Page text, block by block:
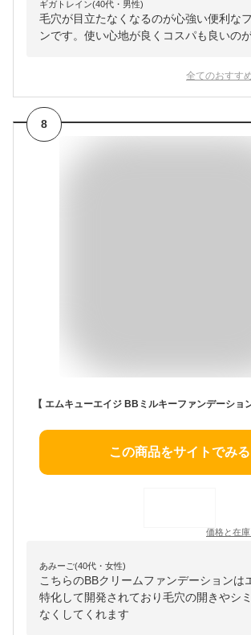
ギガトレイン(40代・男性)
毛穴が目立たなくなるのが心強い便利な
ンです。使い心地が良くコスパも良いの
全てのおすす
8
この商品をサイトでみる
価格と在庫
あみーご(40代・女性)
こちらのBBクリームファンデーションは
特化して開発されており毛穴の開きやシ
なくしてくれます